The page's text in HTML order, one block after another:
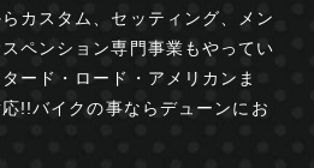
カスタム、セッティング、
メン
ペンション専門事業もやってい
ード・ロード・ アメリカンま
応!!バイクの事ならデューンにお